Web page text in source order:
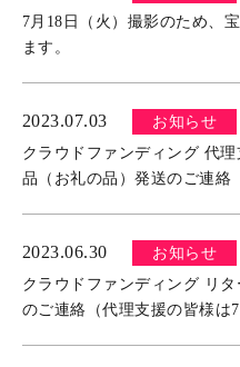
7月18日（火）撮影のため、
ます。
2023.07.03
お知らせ
クラウドファンディング 代
品（お礼の品）発送のご連絡
2023.06.30
お知らせ
クラウドファンディング リ
のご連絡（代理支援の皆様は